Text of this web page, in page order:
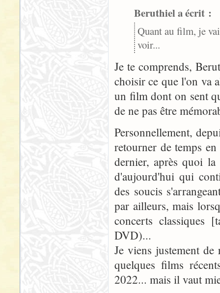
Beruthiel a écrit :
Quant au film, je
voir...
Je te comprends,
choisir ce que l'on va
un film dont on sent
de ne pas être
Personnellement,
retourner de temps
dernier, après quoi
d'aujourd'hui qui
des soucis
par ailleurs, mais
concerts classiques
DVD)...
Je viens justement
quelques films
2022... mais il vaut